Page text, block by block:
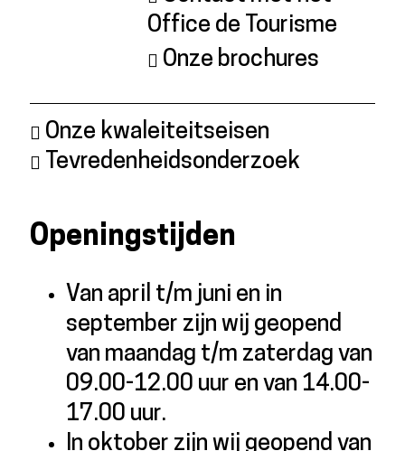
Office de Tourisme
Onze brochures
Onze kwaleiteitseisen
Tevredenheidsonderzoek
Openingstijden
Van april t/m juni en in
september zijn wij geopend
van maandag t/m zaterdag van
09.00-12.00 uur en van 14.00-
17.00 uur.
In oktober zijn wij geopend van